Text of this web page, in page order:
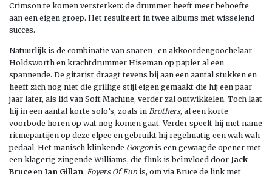
Crimson te komen versterken: de drummer heeft meer behoefte
aan een eigen groep. Het resulteert in twee albums met wisselend
succes.
Natuurlijk is de combinatie van snaren- en akkoordengoochelaar
Holdsworth en krachtdrummer Hiseman op papier al een
spannende. De gitarist draagt tevens bij aan een aantal stukken en
heeft zich nog niet die grillige stijl eigen gemaakt die hij een paar
jaar later, als lid van Soft Machine, verder zal ontwikkelen. Toch laat
hij in een aantal korte solo’s, zoals in Brothers, al een korte
voorbode horen op wat nog komen gaat. Verder speelt hij met name
ritmepartijen op deze elpee en gebruikt hij regelmatig een wah wah
pedaal. Het manisch klinkende Gorgonis een gewaagde opener met
een klagerig zingende Williams, die flink is beïnvloed door Jack
Bruce en Ian Gillan. Foyers Of Funis, om via Bruce de link met